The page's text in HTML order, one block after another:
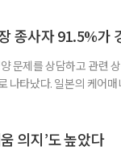
종사자 91.5%가
문제를 상담하고 관련
나타났다. 일본의 케어
일본 헬스케어 기업 인
의지’도 높았다